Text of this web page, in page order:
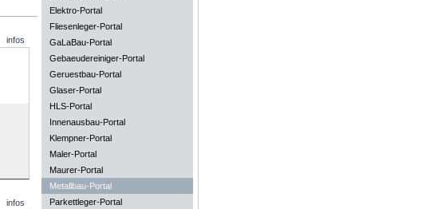
infos
infos
Elektro-Portal
Fliesenleger-Portal
GaLaBau-Portal
Gebaeudereiniger-Portal
Geruestbau-Portal
Glaser-Portal
HLS-Portal
Innenausbau-Portal
Klempner-Portal
Maler-Portal
Maurer-Portal
Metallbau-Portal
Parkettleger-Portal